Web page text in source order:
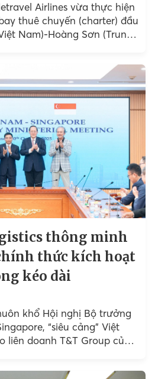
Airlines vừa thực hiện
thuê chuyến (charter) đầu
Nam)-Hoàng Sơn (Trung
thông minh
thức kích hoạt
kéo dài
khổ Hội nghị Bộ trưởng
“siêu cảng” Việt
liên doanh T&T Group của